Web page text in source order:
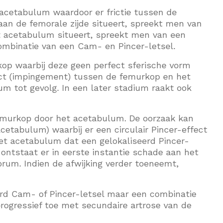
waardoor er frictie tussen de
de femorale zijde situeert, spreekt men van
situeert, spreekt men van een
van een Cam- en Pincer-letsel.
waarbij deze geen perfect sferische vorm
(impingement) tussen de femurkop en het
tot gevolg. In een later stadium raakt ook
door het acetabulum. De oorzaak kan
waarbij er een circulair Pincer-effect
acetabulum dat een gelokaliseerd Pincer-
er in eerste instantie schade aan het
Indien de afwijking verder toeneemt,
Cam- of Pincer-letsel maar een combinatie
toe met secundaire artrose van de